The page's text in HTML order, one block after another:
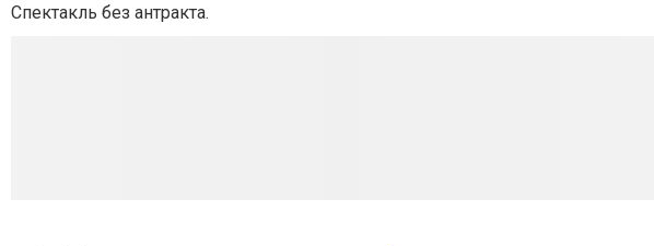
Спектакль без антракта.